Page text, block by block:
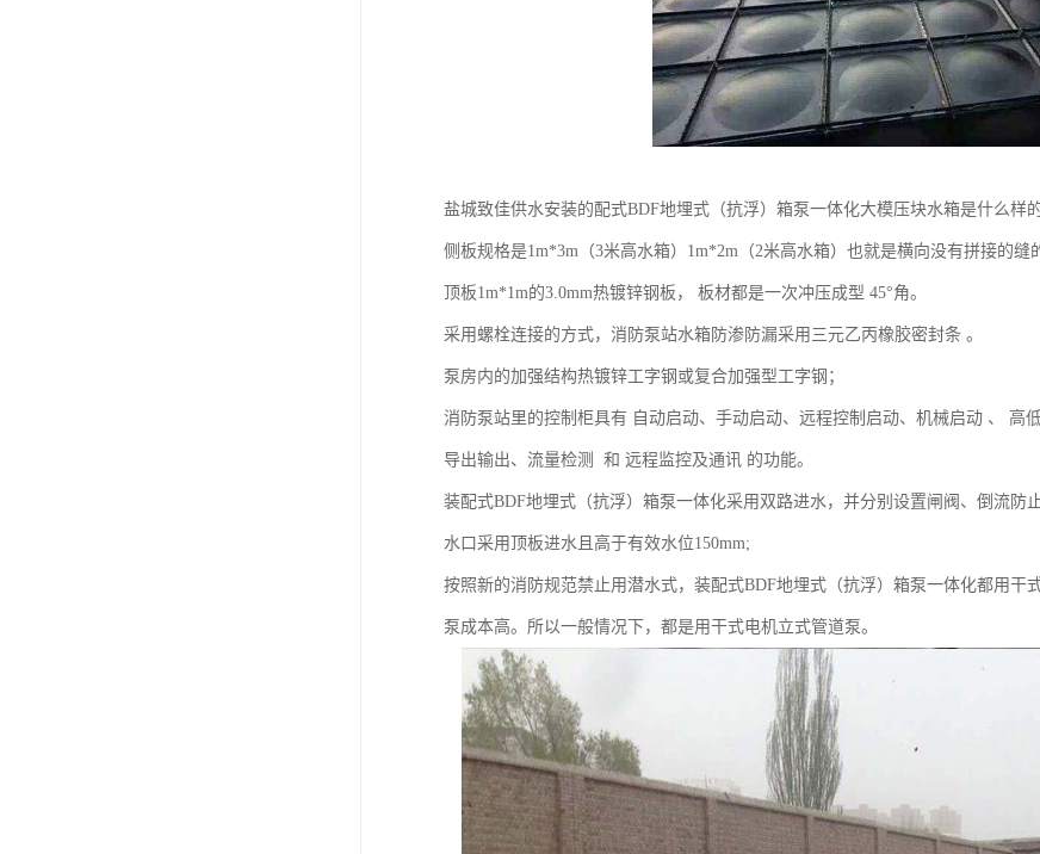
盐城致佳供水安装的配式BDF地埋式（抗浮）箱泵一体化大模压块水箱是什么样的
侧板规格是1m*3m（3米高水箱）1m*2m（2米高水箱）也就是横向没有拼接的缝
顶板1m*1m的3.0mm热镀锌钢板， 板材都是一次冲压成型 45°角。
采用螺栓连接的方式，消防泵站水箱防渗防漏采用三元乙丙橡胶密封条 。
泵房内的加强结构热镀锌工字钢或复合加强型工字钢；
消防泵站里的控制柜具有 自动启动、手动启动、远程控制启动、机械启动 、 高
导出输出、流量检测 和 远程监控及通讯 的功能。
装配式BDF地埋式（抗浮）箱泵一体化采用双路进水，并分别设置闸阀、倒流防
水口采用顶板进水且高于有效水位150mm;
按照新的消防规范禁止用潜水式，装配式BDF地埋式（抗浮）箱泵一体化都用干
泵成本高。所以一般情况下，都是用干式电机立式管道泵。